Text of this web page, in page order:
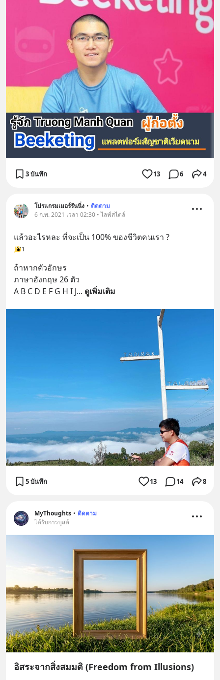
3 บันทึก 13 6 4
โปรแกรมเมอร์รันนิ่ง • ติดตาม
6 ก.พ. 2021 เวลา 02:30 • ไลฟ์สไตล์
แล้วอะไรหละ ที่จะเป็น 100% ของชีวิตคนเรา ?
1
ถ้าหากตัวอักษร
ภาษาอังกฤษ 26 ตัว
A B C D E F G H I J... ดูเพิ่มเติม
5 บันทึก 13 14 8
MyThoughts • ติดตาม
ได้รับการบูสต์
อิสระจากสิ่งสมมติ (Freedom from Illusions)